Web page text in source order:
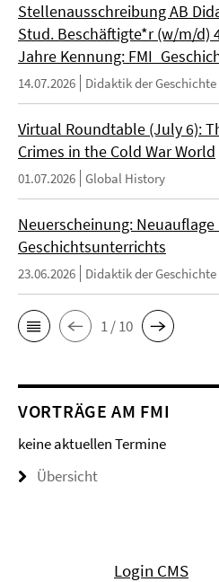
Stellenausschreibung AB
Stud. Beschäftigte*r (w/m/d)
Jahre Kennung:
14.07.2026 Didaktik der Geschichte
Virtual Roundtable (July 6):
Crimes in the Cold War World
01.07.2026 Global History
Neuerscheinung:
Geschichtsunterrichts
23.06.2026 Didaktik der Geschichte
1 / 10
VORTRÄGE AM FMI
keine aktuellen Termine
Übersicht
Login CMS